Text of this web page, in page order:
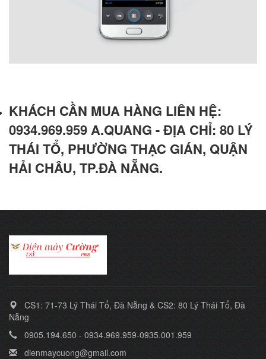
KHÁCH CẦN MUA HÀNG LIÊN HỆ:
0934.969.959 A.QUANG - ĐỊA CHỈ: 80 LÝ
THÁI TỔ, PHƯỜNG THẠC GIÁN, QUẬN
HẢI CHÂU, TP.ĐÀ NẴNG.
CS1: 71-73 Lý Thái Tổ, Đà Nẵng & CS2: 80 Lý Thái Tổ, Đà
Nẵng
0905.194.650 - 0934.969.959-0935.001.959
dienmaycuong@gmail.com